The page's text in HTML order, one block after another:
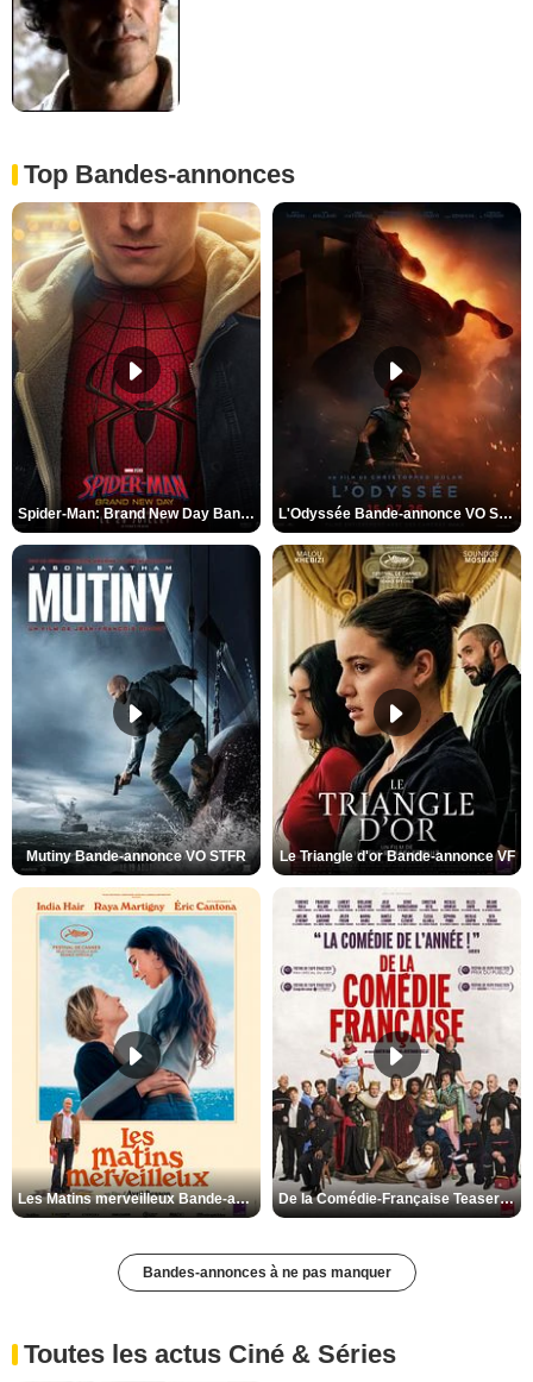
Top Bandes-annonces
Spider-Man: Brand New Day Bande-annonce VO STFR L'Odyssée Bande-annonce VO STFR
Mutiny Bande-annonce VO STFR Le Triangle d'or Bande-annonce VF
Les Matins merveilleux Bande-annonce VF De la Comédie-Française Teaser VF
Bandes-annonces à ne pas manquer
Toutes les actus Ciné & Séries